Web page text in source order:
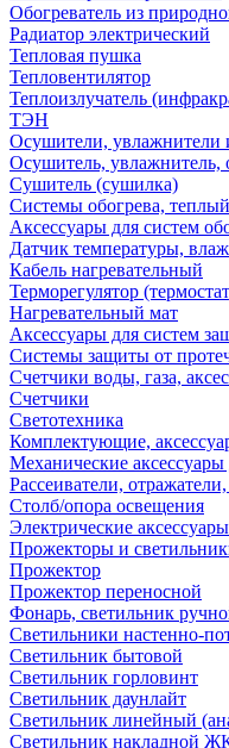
Обогреватель из
Радиатор электрический
Тепловая пушка
Тепловентилятор
Теплоизлучатель
ТЭН
Осушители, увлажнители
Осушитель, увлажнитель,
Сушитель (сушилка)
Системы обогрева,
Аксессуары для систем
Датчик температуры,
Кабель нагревательный
Терморегулятор
Нагревательный мат
Аксессуары для систем
Системы защиты от
Счетчики воды, газа,
Счетчики
Светотехника
Комплектующие,
Механические аксессуары
Рассеиватели,
Столб/опора освещения
Электрические
Прожекторы и
Прожектор
Прожектор переносной
Фонарь, светильник
Светильники настенно-
Светильник бытовой
Светильник горловинт
Светильник даунлайт
Светильник линейный
Светильник накладной